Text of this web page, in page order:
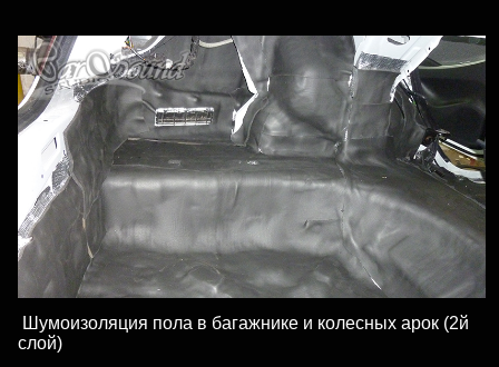
Шумоизоляция пола в багажнике и колесных арок (2й
слой)